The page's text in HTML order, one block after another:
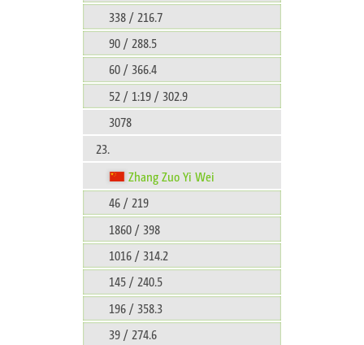
338 / 216.7
90 / 288.5
60 / 366.4
52 / 1:19 / 302.9
3078
23.
Zhang Zuo Yi Wei
46 / 219
1860 / 398
1016 / 314.2
145 / 240.5
196 / 358.3
39 / 274.6